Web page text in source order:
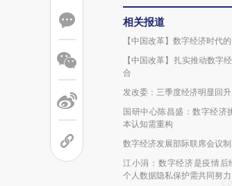
相关报道
【中国改革】数字经济时代
【中国改革】扎实推动数字
合
发改委：三季度经济明显回升
国研中心陈昌盛：数字经济
本认知需重构
数字经济发展部际联席会议
江小涓：数字经济是疫情后
个人数据隐私保护需共同努力